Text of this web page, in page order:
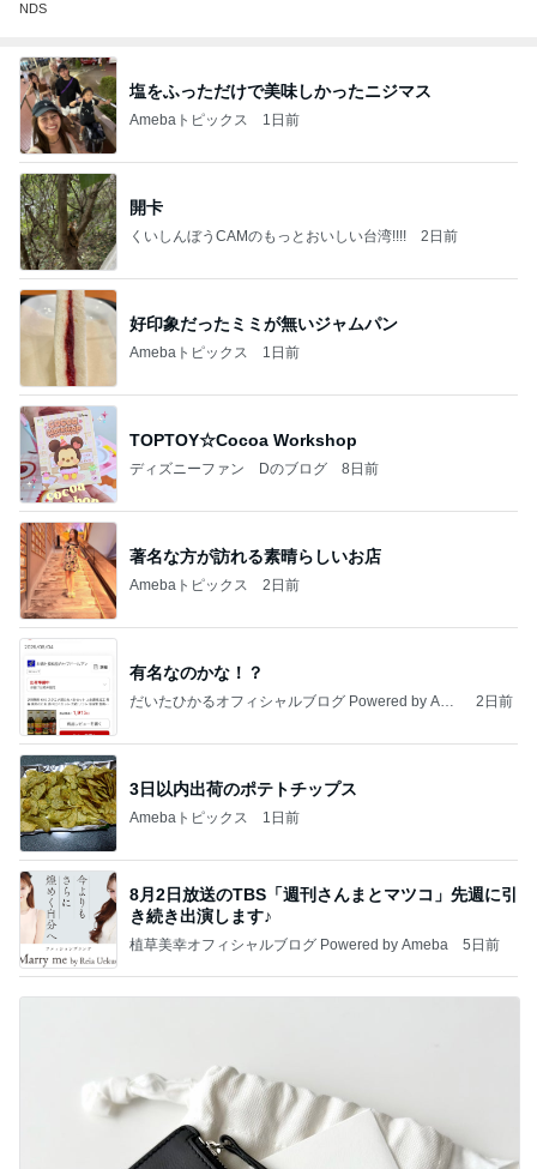
NDS
塩をふっただけで美味しかったニジマス
Amebaトピックス 1日前
開卡
くいしんぼうCAMのもっとおいしい台湾!!!! 2日前
好印象だったミミが無いジャムパン
Amebaトピックス 1日前
TOPTOY☆Cocoa Workshop
ディズニーファン Dのブログ 8日前
著名な方が訪れる素晴らしいお店
Amebaトピックス 2日前
有名なのかな！？
だいたひかるオフィシャルブログ Powered by Ame
2日前
3日以内出荷のポテトチップス
Amebaトピックス 1日前
8月2日放送のTBS「週刊さんまとマツコ」先週に引
き続き出演します♪
植草美幸オフィシャルブログ Powered by Ameba 5日前